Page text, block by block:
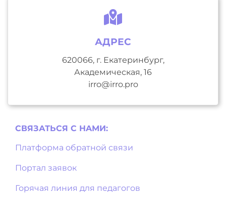
АДРЕС
620066, г. Екатеринбург,
Академическая, 16
irro@irro.pro
СВЯЗАТЬСЯ С НAМИ:
Платформа обратной связи
Портал заявок
Горячая линия для педагогов